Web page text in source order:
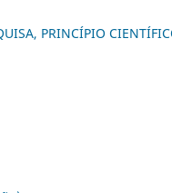
PRINCÍPIO